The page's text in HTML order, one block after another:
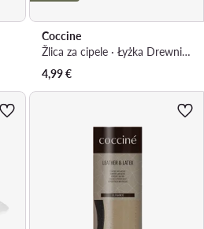
Coccine
Žlica za cipele · Łyżka Drewniana Do Przymierzania Obuwia
4,99€